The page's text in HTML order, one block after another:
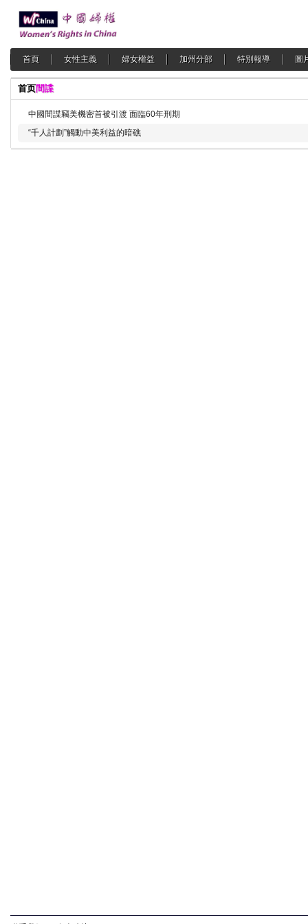
首頁 女性主義 婦女權益 加州分部 特別報導 圖
首页間諜
中國間諜竊美機密首被引渡 面臨60年刑期
“千人計劃”觸動中美利益的暗礁